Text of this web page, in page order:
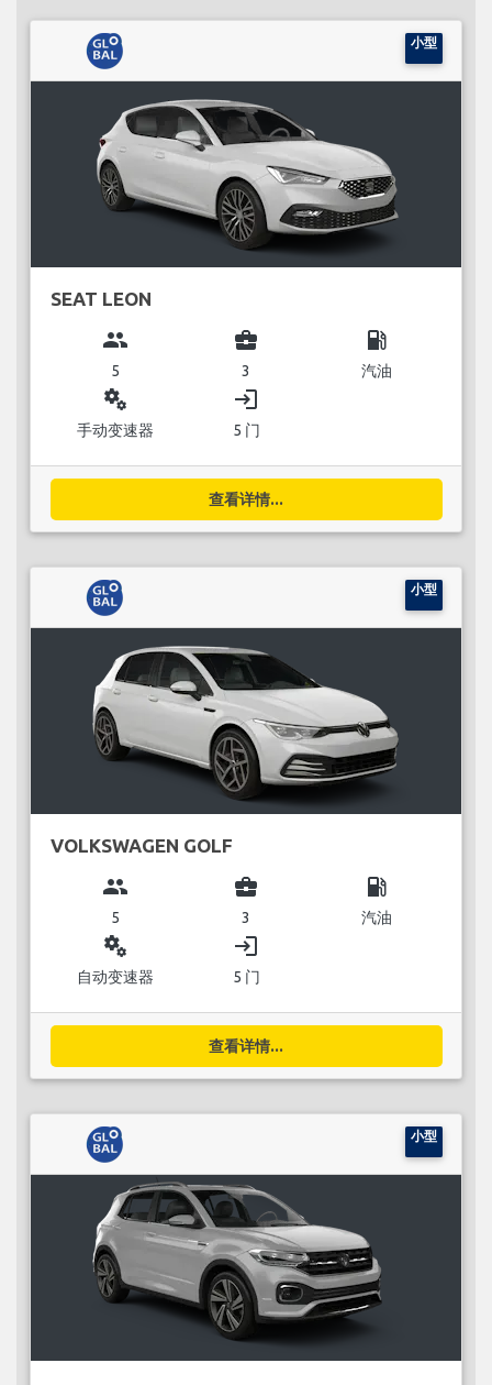
小型
SEAT LEON
group
5
business_center
3
local_gas_station
汽油
miscellaneous_services
手动变速器
login
5 门
查看详情...
小型
VOLKSWAGEN GOLF
group
5
business_center
3
local_gas_station
汽油
miscellaneous_services
自动变速器
login
5 门
查看详情...
小型